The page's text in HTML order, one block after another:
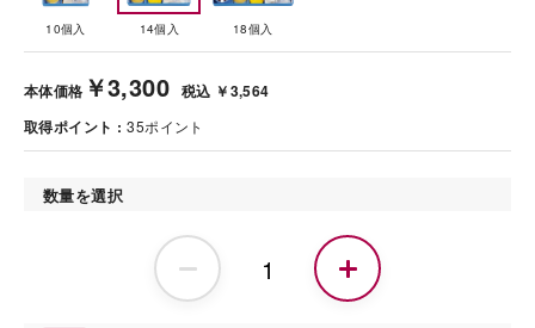
10個入 14個入 18個入
本体価格 ￥3,300 税込 ￥3,564
取得ポイント
35ポイント
数量を選択